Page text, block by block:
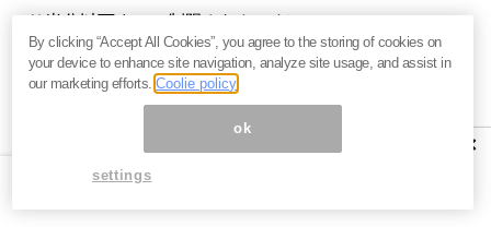
り半分以下までに制限されたのだ。
これは、韓国人が投資のために金を借りるためであ
る。借りられるだけ借りておけという風潮になってい
日本人には理解できないことだが、彼らは金を借りた
いのだ。利息が付こうがおかまいなし。それだけ投資
×
By clicking “Accept All Cookies”, you agree to the storing of cookies on
your device to enhance site navigation, analyze site usage, and assist in
our marketing efforts.Coolie policy
ok
settings